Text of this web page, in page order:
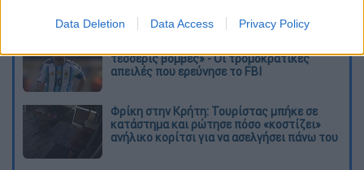
Data Deletion Data Access Privacy Policy
τέσσερις βόμβες» - Οι τρομοκρατικές
απειλές που ερεύνησε το FBI
Φρίκη στην Κρήτη: Τουρίστας μπήκε σε
κατάστημα και ρώτησε πόσο «κοστίζει»
ανήλικο κορίτσι για να ασελγήσει πάνω του